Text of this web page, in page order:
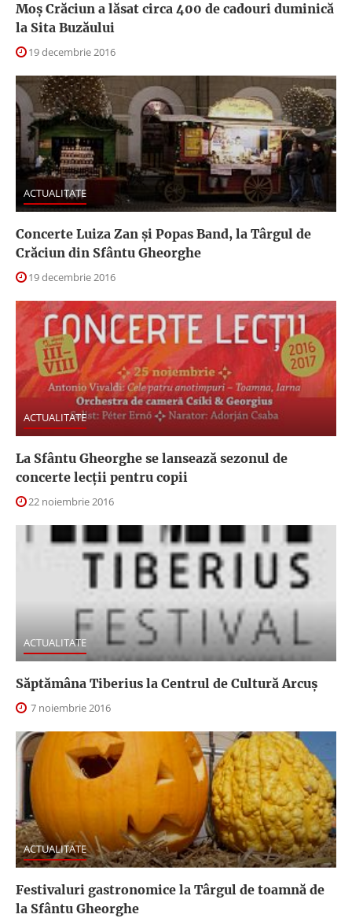
Moş Crăciun a lăsat circa 400 de cadouri duminică
la Sita Buzăului
19 decembrie 2016
ACTUALITATE
Concerte Luiza Zan şi Popas Band, la Târgul de
Crăciun din Sfântu Gheorghe
19 decembrie 2016
ACTUALITATE
La Sfântu Gheorghe se lansează sezonul de
concerte lecții pentru copii
22 noiembrie 2016
ACTUALITATE
Săptămâna Tiberius la Centrul de Cultură Arcuş
7 noiembrie 2016
ACTUALITATE
Festivaluri gastronomice la Târgul de toamnă de
la Sfântu Gheorghe